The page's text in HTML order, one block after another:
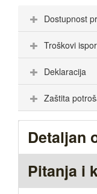
Dostupnost
Troškovi
Deklaracija
Zaštita
Detaljan
Pitanja i